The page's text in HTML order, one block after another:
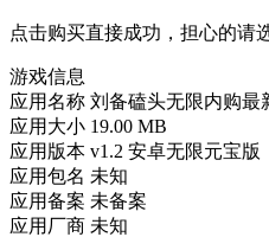
点击购买直接成功，担心的请
游戏信息
应用名称 刘备磕头无限内购最
应用大小 19.00 MB
应用版本 v1.2 安卓无限元宝版
应用包名 未知
应用备案 未备案
应用厂商 未知